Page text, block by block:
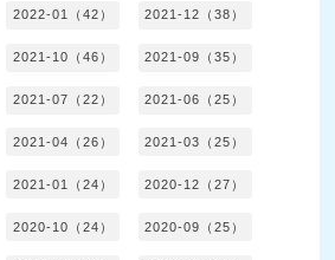
2022-01（42） 2021-12（38）
2021-10（46） 2021-09（35）
2021-07（22） 2021-06（25）
2021-04（26） 2021-03（25）
2021-01（24） 2020-12（27）
2020-10（24） 2020-09（25）